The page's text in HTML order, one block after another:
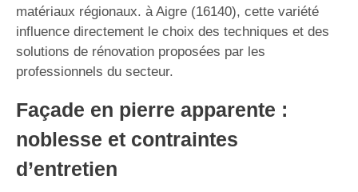
matériaux régionaux. à Aigre (16140), cette variété
influence directement le choix des techniques et des
solutions de rénovation proposées par les
professionnels du secteur.
Façade en pierre apparente :
noblesse et contraintes
d’entretien